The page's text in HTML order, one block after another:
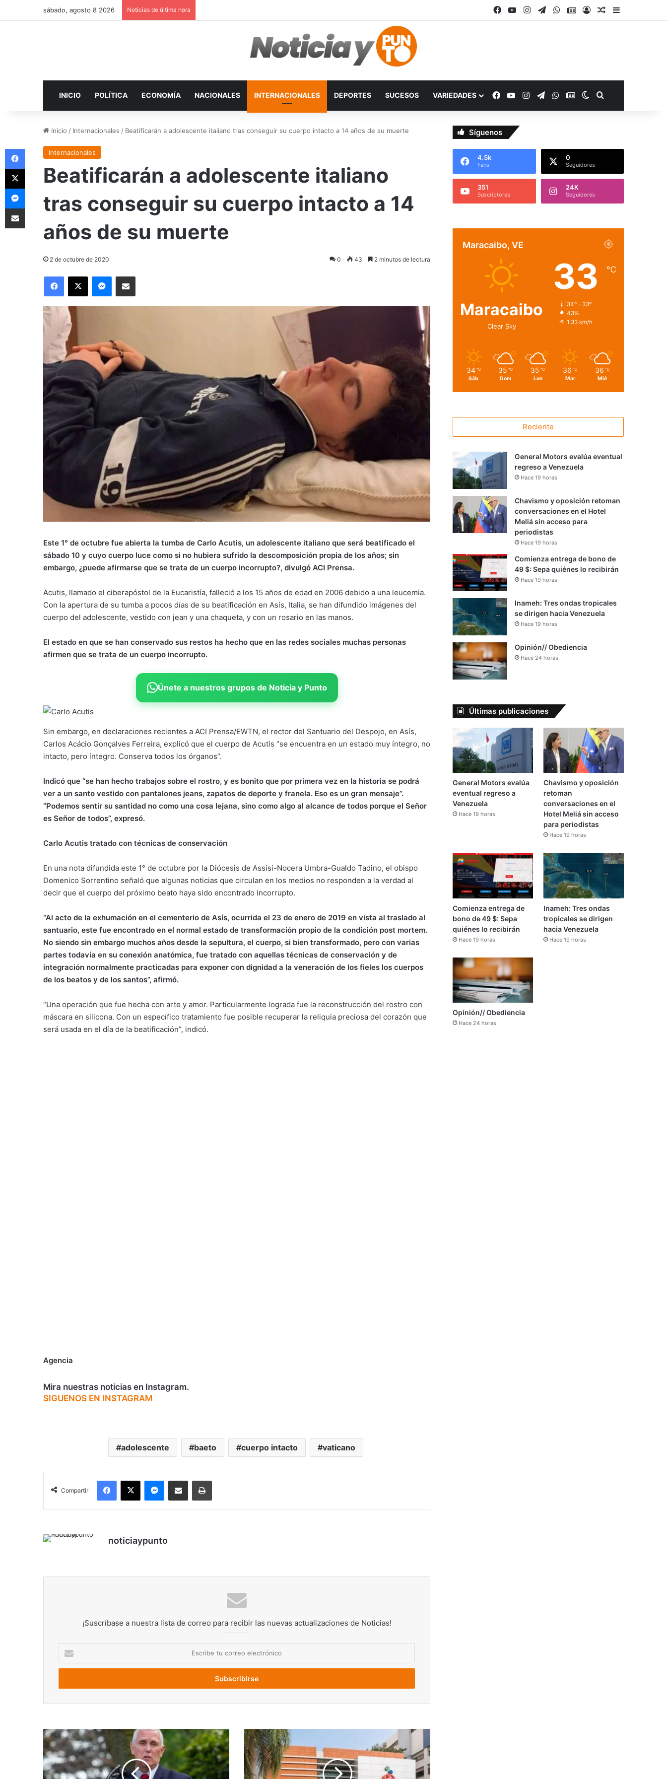
sábado, agosto 8 2026 Noticias de última hora Facebook
YouTubeInstagram
TelegramWhatsApp
Google Noticias
AccesoPublicación al
Barra lateral
INICIO POLÍTICA ECONOMÍA NACIONALES INTERNACIONALES DEPORTES SUCESOS VARIEDADES Facebook
YouTubeInstagram
Telegram
WhatsApp
Google Noticias
Switch skin
Inicio / Internacionales / Beatificarán a adolescente italiano tras conseguir su cuerpo intacto a 14 años de su muerte
Internacionales
Beatificarán a adolescente italiano
tras conseguir su cuerpo intacto a 14
años de su muerte
2 de octubre de 2020 0 43 2 minutos de lectura
Facebook
X MessengerCompartir por correo electrónico
Este 1° de octubre fue abierta la tumba de Carlo Acutis, un adolescente italiano que será beatificado el
sábado 10 y cuyo cuerpo luce como si no hubiera sufrido la descomposición propia de los años; sin
embargo, ¿puede afirmarse que se trata de un cuerpo incorrupto?, divulgó ACI Prensa.
Acutis, llamado el ciberapóstol de la Eucaristía, falleció a los 15 años de edad en 2006 debido a una leucemia.
Con la apertura de su tumba a pocos días de su beatificación en Asís, Italia, se han difundido imágenes del
cuerpo del adolescente, vestido con jean y una chaqueta, y con un rosario en las manos.
El estado en que se han conservado sus restos ha hecho que en las redes sociales muchas personas
afirmen que se trata de un cuerpo incorrupto.
Únete a nuestros grupos de Noticia y Punto
Sin embargo, en declaraciones recientes a ACI Prensa/EWTN, el rector del Santuario del Despojo, en Asís,
Carlos Acácio Gonçalves Ferreira, explicó que el cuerpo de Acutis “se encuentra en un estado muy íntegro, no
intacto, pero íntegro. Conserva todos los órganos”.
Indicó que “se han hecho trabajos sobre el rostro, y es bonito que por primera vez en la historia se podrá
ver a un santo vestido con pantalones jeans, zapatos de deporte y franela. Eso es un gran mensaje”.
“Podemos sentir su santidad no como una cosa lejana, sino como algo al alcance de todos porque el Señor
es Señor de todos”, expresó.
Carlo Acutis tratado con técnicas de conservación
En una nota difundida este 1° de octubre por la Diócesis de Assisi-Nocera Umbra-Gualdo Tadino, el obispo
Domenico Sorrentino señaló que algunas noticias que circulan en los medios no responden a la verdad al
decir que el cuerpo del próximo beato haya sido encontrado incorrupto.
“Al acto de la exhumación en el cementerio de Asís, ocurrida el 23 de enero de 2019 en vista al traslado al
santuario, este fue encontrado en el normal estado de transformación propio de la condición post mortem.
No siendo sin embargo muchos años desde la sepultura, el cuerpo, si bien transformado, pero con varias
partes todavía en su conexión anatómica, fue tratado con aquellas técnicas de conservación y de
integración normalmente practicadas para exponer con dignidad a la veneración de los fieles los cuerpos
de los beatos y de los santos”, afirmó.
“Una operación que fue hecha con arte y amor. Particularmente lograda fue la reconstrucción del rostro con
máscara en silicona. Con un específico tratamiento fue posible recuperar la reliquia preciosa del corazón que
será usada en el día de la beatificación”, indicó.
Agencia
Mira nuestras noticias en Instagram.
SIGUENOS EN INSTAGRAM
adolescente baeto cuerpo intacto vaticano
Compartir
Facebook
X MessengerCompartir por correo electrónicoImprimir
noticiaypunto
¡Suscríbase a nuestra lista de correo para recibir las nuevas actualizaciones de Noticias!
correo
Mike
Pence
da
negativo
en
Clientes
de
Banesco
podrán
abrir
Síguenos
4.5k
Fans
0
Seguidores
351
Suscriptores
24K
Seguidores
Maracaibo, VE
Maracaibo
Clear Sky
33 ℃
34º - 33º
43%
1.33 km/h
34 ℃
Sáb
35 ℃
Dom
35 ℃
Lun
36 ℃
Mar
36 ℃
Mié
Reciente
General Motors evalúa eventual
regreso a Venezuela
Hace 19 horas
Chavismo y oposición retoman
conversaciones en el Hotel
Meliá sin acceso para
periodistas
Hace 19 horas
Comienza entrega de bono de
49 $: Sepa quiénes lo recibirán
Hace 19 horas
Inameh: Tres ondas tropicales
se dirigen hacia Venezuela
Hace 19 horas
Opinión// Obediencia
Hace 24 horas
Últimas publicaciones
General Motors evalúa
eventual regreso a
Venezuela
Hace 19 horas
Chavismo y oposición
retoman
conversaciones en el
Hotel Meliá sin acceso
para periodistas
Hace 19 horas
Comienza entrega de
bono de 49 $: Sepa
quiénes lo recibirán
Hace 19 horas
Inameh: Tres ondas
tropicales se dirigen
hacia Venezuela
Hace 19 horas
Opinión// Obediencia
Hace 24 horas
Facebook
X
Messenger
Compartir por correo electrónico